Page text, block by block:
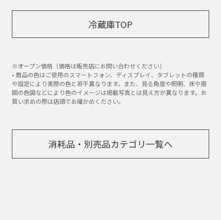
冷蔵庫TOP
※オープン価格（価格は販売店にお問い合わせください）
• 商品の色はご使用のスマートフォン、ディスプレイ、タブレットの種類
や設定により実際の色と若干異なります。また、見る角度や照明、床や周
囲の色調などにより色のイメージは掲載写真とは見え方が異なります。お
買い求めの際は店頭でお確かめください。
消耗品・別売品カテゴリ一覧へ